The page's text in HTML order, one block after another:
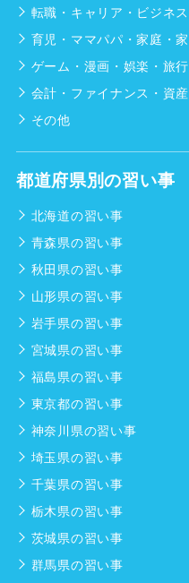
転職・キャリア・ビジネ
育児・ママパパ・家庭・
ゲーム・漫画・娯楽・旅行
会計・ファイナンス・資
その他
都道府県別の習い事
北海道の習い事
青森県の習い事
秋田県の習い事
山形県の習い事
岩手県の習い事
宮城県の習い事
福島県の習い事
東京都の習い事
神奈川県の習い事
埼玉県の習い事
千葉県の習い事
栃木県の習い事
茨城県の習い事
群馬県の習い事